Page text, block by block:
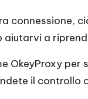
a
OkeyProxy
il controllo